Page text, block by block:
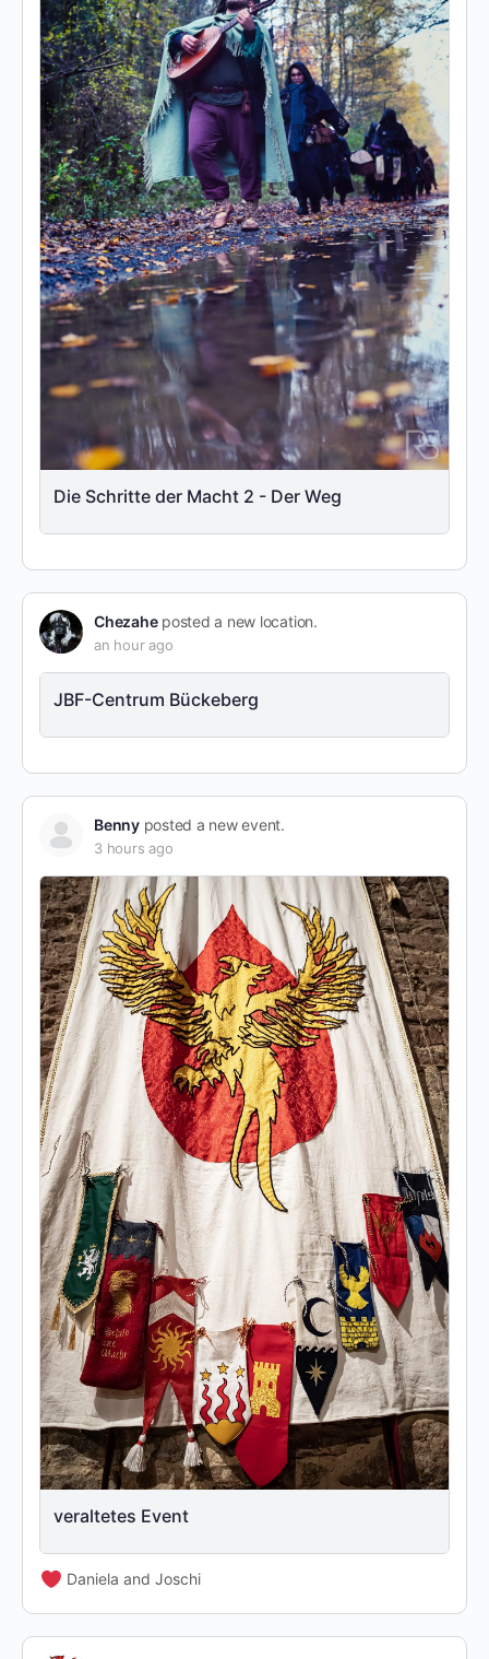
Die Schritte der Macht 2 - Der Weg
Chezaheposted a new location.
an hour ago
JBF-Centrum Bückeberg
Bennyposted a new event.
3 hours ago
veraltetes Event
Daniela and Joschi